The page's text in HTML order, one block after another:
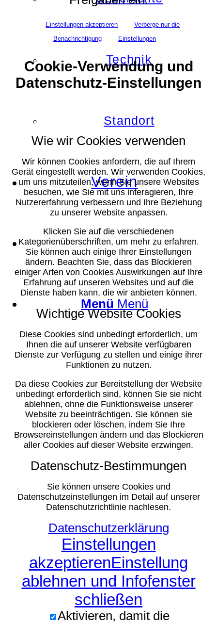
Technik
Standort
Verein
Suche
Menü Menü
Einstellungen akzeptieren
Verberge nur die
Benachrichtigung
Einstellungen
Cookie-Verwendung und
Datenschutz-Einstellungen
Wie wir Cookies verwenden
Wir können Cookies anfordern, die auf Ihrem
Gerät eingestellt werden. Wir verwenden Cookies,
um uns mitzuteilen, wenn Sie unsere Websites
besuchen, wie Sie mit uns interagieren, Ihre
Nutzererfahrung verbessern und Ihre Beziehung
zu unserer Website anpassen.
Klicken Sie auf die verschiedenen
Kategorienüberschriften, um mehr zu erfahren.
Sie können auch einige Ihrer Einstellungen
ändern. Beachten Sie, dass das Blockieren
einiger Arten von Cookies Auswirkungen auf Ihre
Erfahrung auf unseren Websites und auf die
Dienste haben kann, die wir anbieten können.
Wichtige Website Cookies
Diese Cookies sind unbedingt erforderlich, um
Ihnen die auf unserer Website verfügbaren
Dienste zur Verfügung zu stellen und einige ihrer
Funktionen zu nutzen.
Da diese Cookies zur Bereitstellung der Website
unbedingt erforderlich sind, können Sie sie nicht
ablehnen, ohne die Funktionsweise unserer
Website zu beeinträchtigen. Sie können sie
blockieren oder löschen, indem Sie Ihre
Browsereinstellungen ändern und das Blockieren
aller Cookies auf dieser Website erzwingen.
Datenschutz-Bestimmungen
Sie können unsere Cookies und
Datenschutzeinstellungen im Detail auf unserer
Datenschutzrichtlinie nachlesen.
Datenschutzerklärung
Einstellungen
akzeptierenEinstellung
ablehnen und Infofenster
schließen
Aktivieren, damit die